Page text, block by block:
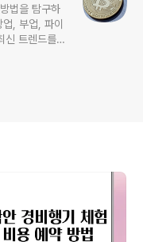
법을 탐구하
, 부업, 파이
신 트렌드를